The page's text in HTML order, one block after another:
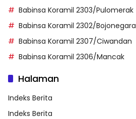
Babinsa Koramil 2303/Pulomerak
Babinsa Koramil 2302/Bojonegara
Babinsa Koramil 2307/Ciwandan
Babinsa Koramil 2306/Mancak
Halaman
Indeks Berita
Indeks Berita